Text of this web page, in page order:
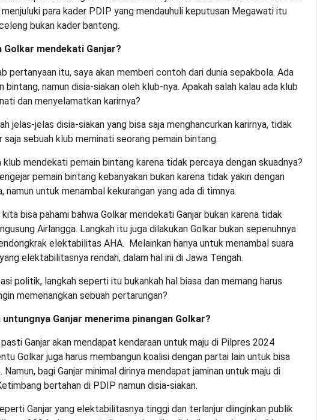
menjuluki para kader PDIP yang mendauhuli keputusan Megawati itu
bukan kader banteng.
Golkar mendekati Ganjar?
pertanyaan itu, saya akan memberi contoh dari dunia sepakbola. Ada
bintang, namun disia-siakan oleh klub-nya. Apakah salah kalau ada klub
dan menyelamatkan karirnya?
jelas-jelas disia-siakan yang bisa saja menghancurkan karirnya, tidak
saja sebuah klub meminati seorang pemain bintang.
klub mendekati pemain bintang karena tidak percaya dengan skuadnya?
pemain bintang kebanyakan bukan karena tidak yakin dengan
namun untuk menambal kekurangan yang ada di timnya.
bisa pahami bahwa Golkar mendekati Ganjar bukan karena tidak
Airlangga. Langkah itu juga dilakukan Golkar bukan sepenuhnya
elektabilitas AHA. Melainkan hanya untuk menambal suara
elektabilitasnya rendah, dalam hal ini di Jawa Tengah.
politik, langkah seperti itu bukankah hal biasa dan memang harus
memenangkan sebuah pertarungan?
untungnya Ganjar menerima pinangan Golkar?
Ganjar akan mendapat kendaraan untuk maju di Pilpres 2024
Golkar juga harus membangun koalisi dengan partai lain untuk bisa
Namun, bagi Ganjar minimal dirinya mendapat jaminan untuk maju di
bertahan di PDIP namun disia-siakan.
Ganjar yang elektabilitasnya tinggi dan terlanjur diinginkan publik